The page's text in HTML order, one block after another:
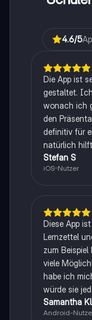
4.6/5
Die App ist
gestaltet.
wonach ich
den
definitiv für
natürlich
Stefan S
iOS-Nutzer
Diese App
Lernzettel
zum
viele
habe ich
würde sie
Samantha
Android-